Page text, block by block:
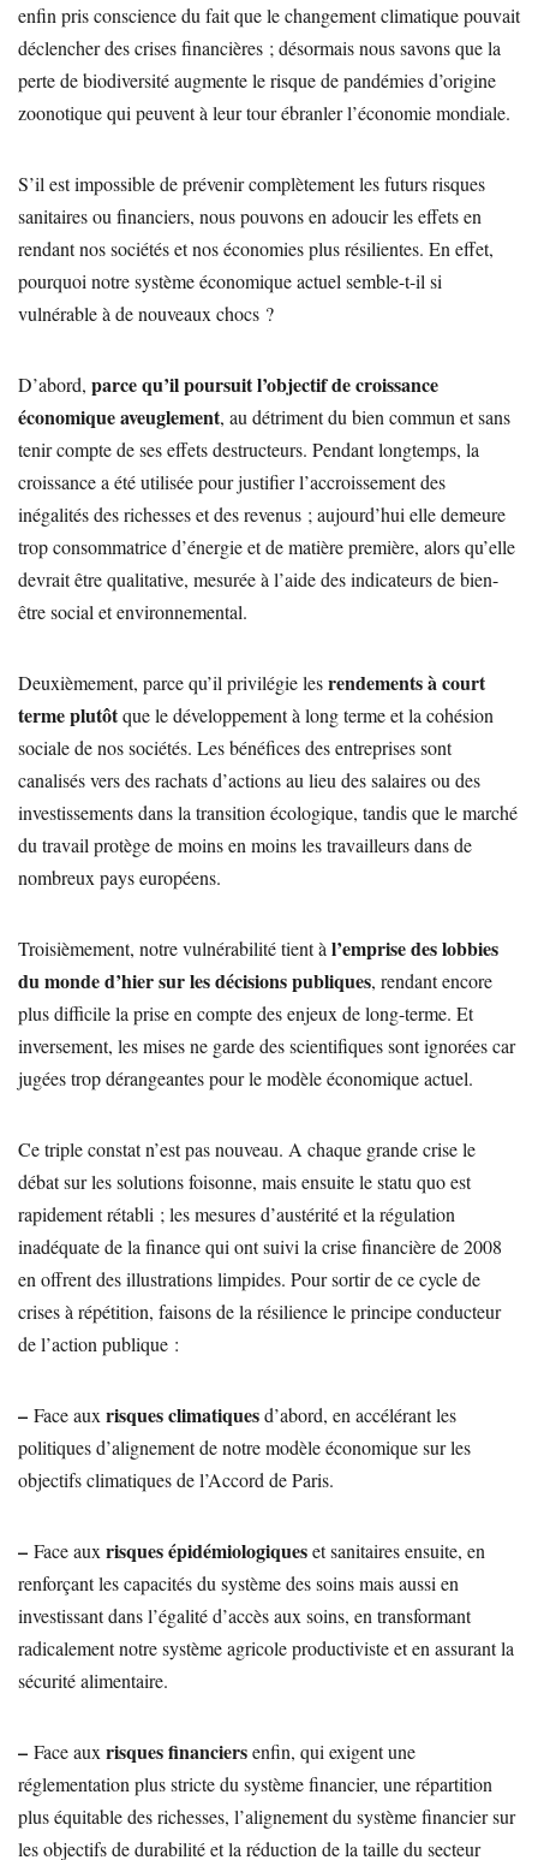
enfin pris conscience du fait que le changement climatique pouvait
déclencher des crises financières ; désormais nous savons que la
perte de biodiversité augmente le risque de pandémies d’origine
zoonotique qui peuvent à leur tour ébranler l’économie mondiale.
S’il est impossible de prévenir complètement les futurs risques
sanitaires ou financiers, nous pouvons en adoucir les effets en
rendant nos sociétés et nos économies plus résilientes. En effet,
pourquoi notre système économique actuel semble-t-il si
vulnérable à de nouveaux chocs ?
D’abord, parce qu’il poursuit l’objectif de croissance
économique aveuglement, au détriment du bien commun et sans
tenir compte de ses effets destructeurs. Pendant longtemps, la
croissance a été utilisée pour justifier l’accroissement des
inégalités des richesses et des revenus ; aujourd’hui elle demeure
trop consommatrice d’énergie et de matière première, alors qu’elle
devrait être qualitative, mesurée à l’aide des indicateurs de bien-
être social et environnemental.
Deuxièmement, parce qu’il privilégie lesrendements à court
terme plutôtque le développement à long terme et la cohésion
sociale de nos sociétés. Les bénéfices des entreprises sont
canalisés vers des rachats d’actions au lieu des salaires ou des
investissements dans la transition écologique, tandis que le marché
du travail protège de moins en moins les travailleurs dans de
nombreux pays européens.
Troisièmement, notre vulnérabilité tient à l’emprise des lobbies
du monde d’hier sur les décisions publiques, rendant encore
plus difficile la prise en compte des enjeux de long-terme. Et
inversement, les mises ne garde des scientifiques sont ignorées car
jugées trop dérangeantes pour le modèle économique actuel.
Ce triple constat n’est pas nouveau. A chaque grande crise le
débat sur les solutions foisonne, mais ensuite le statu quo est
rapidement rétabli ; les mesures d’austérité et la régulation
inadéquate de la finance qui ont suivi la crise financière de 2008
en offrent des illustrations limpides. Pour sortir de ce cycle de
crises à répétition, faisons de la résilience le principe conducteur
de l’action publique :
– Face aux risques climatiquesd’abord, en accélérant les
politiques d’alignement de notre modèle économique sur les
objectifs climatiques de l’Accord de Paris.
– Face aux risques épidémiologiqueset sanitaires ensuite, en
renforçant les capacités du système des soins mais aussi en
investissant dans l’égalité d’accès aux soins, en transformant
radicalement notre système agricole productiviste et en assurant la
sécurité alimentaire.
– Face aux risques financiersenfin, qui exigent une
réglementation plus stricte du système financier, une répartition
plus équitable des richesses, l’alignement du système financier sur
les objectifs de durabilité et la réduction de la taille du secteur